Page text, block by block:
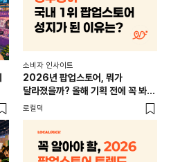
소비자 인사이트
2026년 팝업스토어, 뭐가
달라졌을까? 올해 기획 전에 꼭 봐야
할 트렌드 4가지
로컬덕